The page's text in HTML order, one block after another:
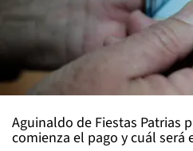
Aguinaldo de Fiestas Patrias
comienza el pago y cuál será